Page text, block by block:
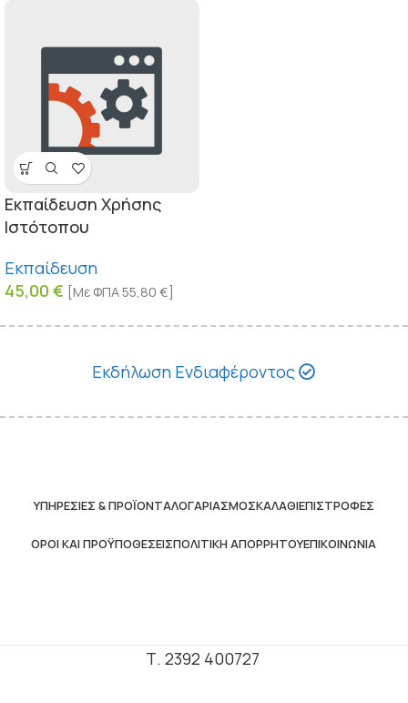
Εκπαίδευση Xρήσης
Iστότοπου
Εκπαίδευση
45,00 € [Με ΦΠΑ55,80 €]
Εκδήλωση Ενδιαφέροντος
ΥΠΗΡΕΣΊΕΣ & ΠΡΟΪΌΝΤΑΛΟΓΑΡΙΑΣΜΌΣΚΑΛΆΘΙΕΠΙΣΤΡΟΦΈΣ
ΌΡΟΙ ΚΑΙ ΠΡΟΫΠΟΘΈΣΕΙΣΠΟΛΙΤΙΚΉ ΑΠΟΡΡΉΤΟΥΕΠΙΚΟΙΝΩΝΊΑ
Τ. 2392 400727